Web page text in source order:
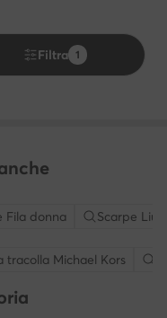
Filtra 1
Fila donna Scarpe Liu
tracolla Michael Kors